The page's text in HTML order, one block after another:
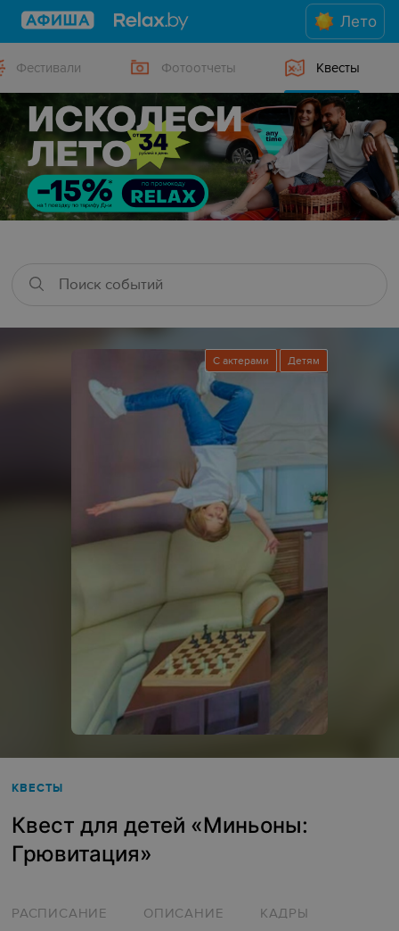
Лето
Фестивали Фотоотчеты Квесты
С актерами Детям
КВЕСТЫ
Квест для детей «‎Миньоны:
Грювитация»‎
РАСПИСАНИЕ ОПИСАНИЕ КАДРЫ